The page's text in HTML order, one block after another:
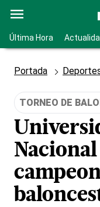
Última Hora
Portada
TORNEO DE